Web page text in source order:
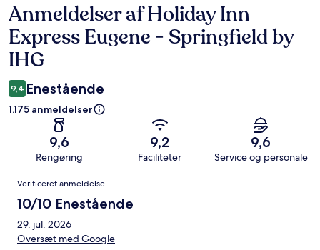
Anmeldelser
Anmeldelser af Holiday Inn
Express Eugene - Springfield by
IHG
9,4 Enestående
1.175 anmeldelser
9,6
Rengøring
9,2
Faciliteter
9,6
Service og personale
Anmeldelser
Verificeret anmeldelse
10/10 Enestående
29. jul. 2026
Oversæt med Google